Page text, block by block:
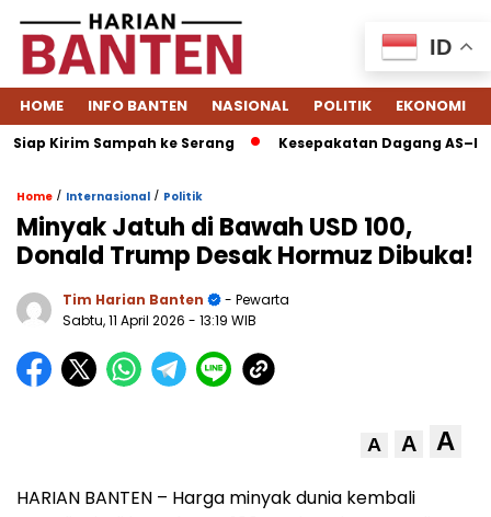
HOME INFO BANTEN NASIONAL POLITIK EKONOMI
Kirim Sampah ke Serang Kesepakatan Dagang
Home / Internasional / Politik
Minyak Jatuh di Bawah USD 100,
Donald Trump Desak Hormuz Dibuka!
Tim Harian Banten
- Pewarta
Sabtu, 11 April 2026 - 13:19 WIB
A A A
HARIAN BANTEN – Harga minyak dunia kembali
ID